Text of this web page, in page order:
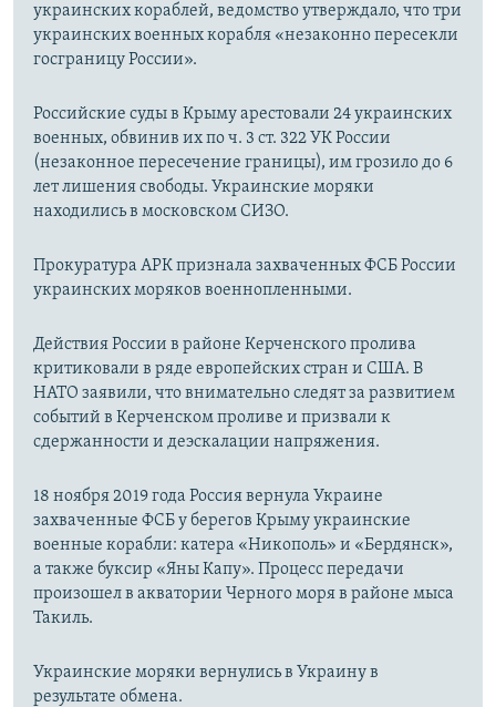
украинских кораблей, ведомство утверждало, что три
украинских военных корабля «незаконно пересекли
госграницу России».
Российские суды в Крыму арестовали 24 украинских
военных, обвинив их по ч. 3 ст. 322 УК России
(незаконное пересечение границы), им грозило до 6
лет лишения свободы. Украинские моряки
находились в московском СИЗО.
Прокуратура АРК признала захваченных ФСБ России
украинских моряков военнопленными.
Действия России в районе Керченского пролива
критиковали в ряде европейских стран и США. В
НАТО заявили, что внимательно следят за развитием
событий в Керченском проливе и призвали к
сдержанности и деэскалации напряжения.
18 ноября 2019 года Россия вернула Украине
захваченные ФСБ у берегов Крыму украинские
военные корабли: катера «Никополь» и «Бердянск»,
а также буксир «Яны Капу». Процесс передачи
произошел в акватории Черного моря в районе мыса
Такиль.
Украинские моряки вернулись в Украину в
результате обмена.